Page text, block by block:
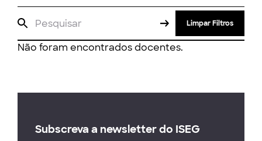
Limpar Filtros
Não foram encontrados docentes.
Subscreva a newsletter do ISEG